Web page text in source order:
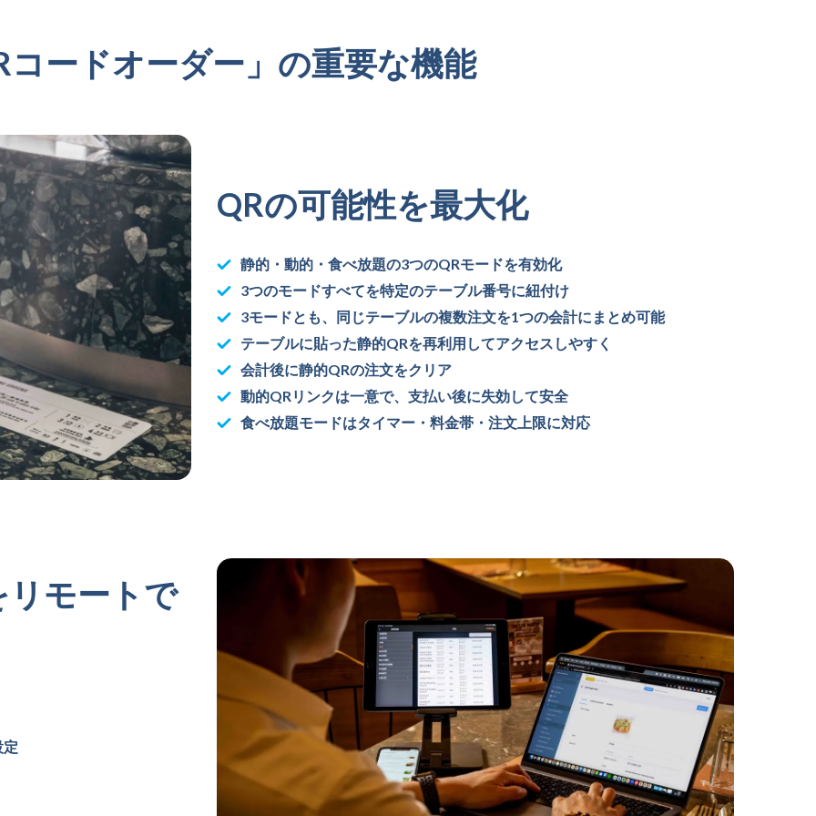
コードオーダー」の重要な機能
QRの可能性を最大化
静的・動的・食べ放題の3つのQRモードを有効化
3つのモードすべてを特定のテーブル番号に紐付け
3モードとも、同じテーブルの複数注文を1つの会計にまとめ可能
テーブルに貼った静的QRを再利用してアクセスしやすく
会計後に静的QRの注文をクリア
動的QRリンクは一意で、支払い後に失効して安全
食べ放題モードはタイマー・料金帯・注文上限に対応
モートで